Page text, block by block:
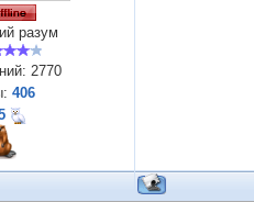
разум
2770
406